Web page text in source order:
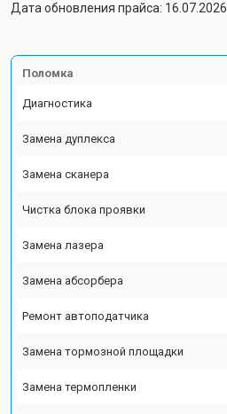
Дата обновления прайса: 16.07.2026
Поломка
Диагностика
Замена дуплекса
Замена сканера
Чистка блока проявки
Замена лазера
Замена абсорбера
Ремонт автоподатчика
Замена тормозной площадки
Замена термопленки